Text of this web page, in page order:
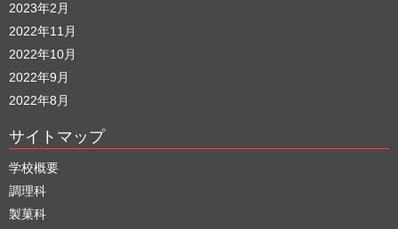
2023年2月
2022年11月
2022年10月
2022年9月
2022年8月
サイトマップ
学校概要
調理科
製菓科